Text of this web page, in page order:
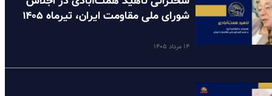
شورای ملی مقاومت ایران، تیرماه ۱۴۰۵
۱۴ مرداد ۱۴۰۵